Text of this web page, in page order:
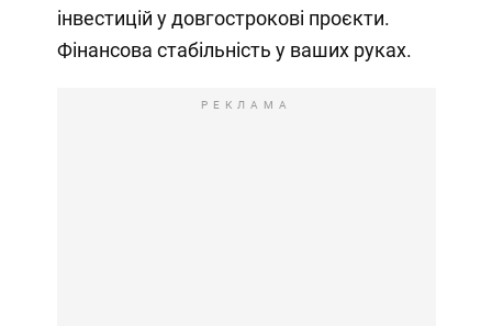
інвестицій у довгострокові проєкти.
Фінансова стабільність у ваших руках.
РЕКЛАМА